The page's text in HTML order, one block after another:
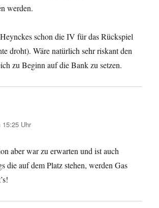
werden.
schon die IV für das Rückspiel
droht). Wäre natürlich sehr riskant den
zu Beginn auf die Bank zu setzen.
15:25 Uhr
aber war zu erwarten und ist auch
die auf dem Platz stehen, werden Gas